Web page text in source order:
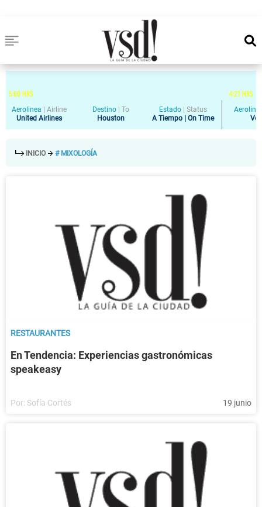
5:00HRS 4:21 HRS
Aerolinea
Airline
United Airlines
Destino
To
Houston
Estado
Status
A Tiempo | On Time
INICIO # MIXOLOGÍA
RESTAURANTES
En Tendencia: Experiencias gastronómicas
speakeasy
Por: Sofía Cortés 19 junio